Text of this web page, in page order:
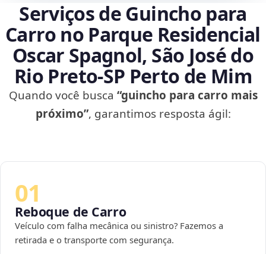
Serviços de Guincho para
Carro no Parque Residencial
Oscar Spagnol, São José do
Rio Preto‑SP Perto de Mim
Quando você busca “guincho para carro mais
próximo”, garantimos resposta ágil:
01
Reboque de Carro
Veículo com falha mecânica ou sinistro? Fazemos a
retirada e o transporte com segurança.